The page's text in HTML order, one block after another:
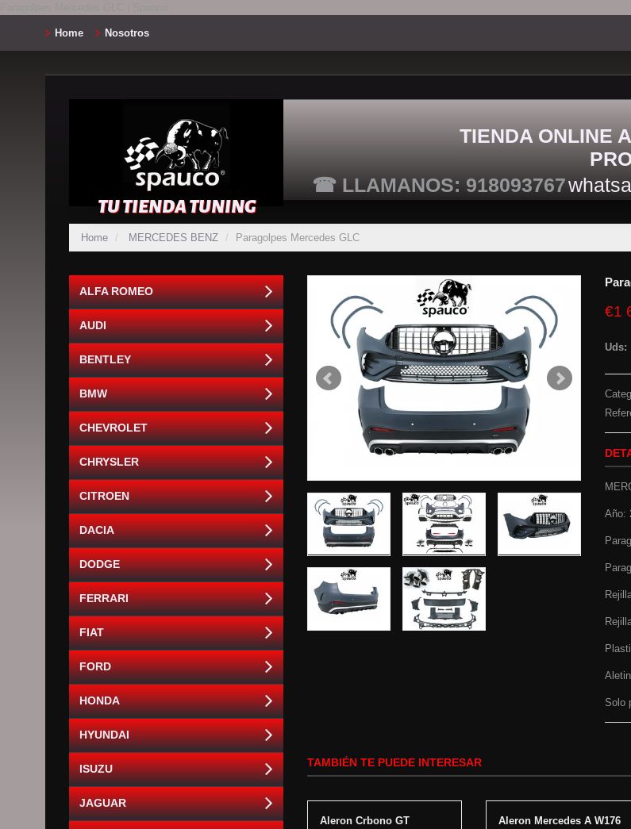
Home Nosotros
TU TIENDA TUNING
TIENDA ONLINE
☎ LLAMANOS: 918093767
Home MERCEDES BENZ Paragolpes Mercedes GLC
€1
Uds:
Año:
Solo
TAMBIÉN TE PUEDE INTERESAR
Aleron Crbono GT Aleron Mercedes A W176
ALFA ROMEO
AUDI
BENTLEY
BMW
CHEVROLET
CHRYSLER
CITROEN
DACIA
DODGE
FERRARI
FIAT
FORD
HONDA
HYUNDAI
ISUZU
JAGUAR